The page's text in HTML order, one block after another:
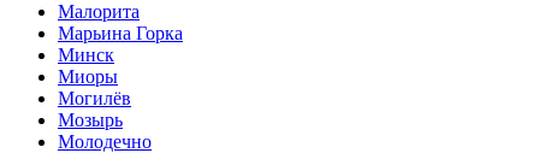
Малорита
Марьина Горка
Минск
Миоры
Могилёв
Мозырь
Молодечно